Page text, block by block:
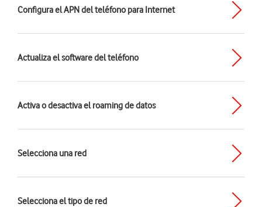
Configura el APN del teléfono para Internet
Actualiza el software del teléfono
Activa o desactiva el roaming de datos
Selecciona una red
Selecciona el tipo de red